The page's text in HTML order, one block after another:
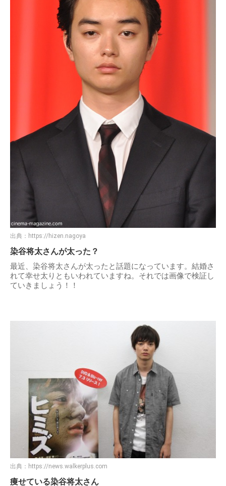
出典： https://hizen.nagoya
染谷将太さんが太った？
最近、染谷将太さんが太ったと話題になっています。結婚さ
れて幸せ太りともいわれていますね。それでは画像で検証し
ていきましょう！！
出典： https://news.walkerplus.com
痩せている染谷将太さん